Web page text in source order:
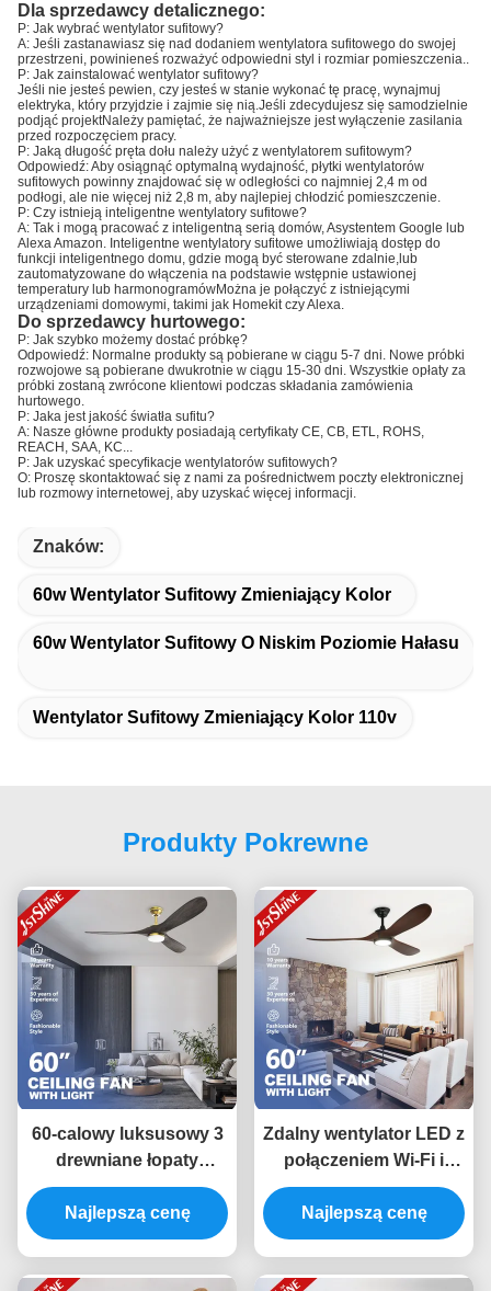
Dla sprzedawcy detalicznego:
P: Jak wybrać wentylator sufitowy?
A: Jeśli zastanawiasz się nad dodaniem wentylatora sufitowego do swojej
przestrzeni, powinieneś rozważyć odpowiedni styl i rozmiar pomieszczenia..
P: Jak zainstalować wentylator sufitowy?
Jeśli nie jesteś pewien, czy jesteś w stanie wykonać tę pracę, wynajmuj
elektryka, który przyjdzie i zajmie się nią.Jeśli zdecydujesz się samodzielnie
podjąć projektNależy pamiętać, że najważniejsze jest wyłączenie zasilania
przed rozpoczęciem pracy.
P: Jaką długość pręta dołu należy użyć z wentylatorem sufitowym?
Odpowiedź: Aby osiągnąć optymalną wydajność, płytki wentylatorów
sufitowych powinny znajdować się w odległości co najmniej 2,4 m od
podłogi, ale nie więcej niż 2,8 m, aby najlepiej chłodzić pomieszczenie.
P: Czy istnieją inteligentne wentylatory sufitowe?
A: Tak i mogą pracować z inteligentną serią domów, Asystentem Google lub
Alexa Amazon. Inteligentne wentylatory sufitowe umożliwiają dostęp do
funkcji inteligentnego domu, gdzie mogą być sterowane zdalnie,lub
zautomatyzowane do włączenia na podstawie wstępnie ustawionej
temperatury lub harmonogramówMożna je połączyć z istniejącymi
urządzeniami domowymi, takimi jak Homekit czy Alexa.
Do sprzedawcy hurtowego:
P: Jak szybko możemy dostać próbkę?
Odpowiedź: Normalne produkty są pobierane w ciągu 5-7 dni. Nowe próbki
rozwojowe są pobierane dwukrotnie w ciągu 15-30 dni. Wszystkie opłaty za
próbki zostaną zwrócone klientowi podczas składania zamówienia
hurtowego.
P: Jaka jest jakość światła sufitu?
A: Nasze główne produkty posiadają certyfikaty CE, CB, ETL, ROHS,
REACH, SAA, KC...
P: Jak uzyskać specyfikacje wentylatorów sufitowych?
O: Proszę skontaktować się z nami za pośrednictwem poczty elektronicznej
lub rozmowy internetowej, aby uzyskać więcej informacji.
Znaków:
60w Wentylator Sufitowy Zmieniający Kolor
60w Wentylator Sufitowy O Niskim Poziomie Hałasu
Wentylator Sufitowy Zmieniający Kolor 110v
Produkty Pokrewne
60-calowy luksusowy 3
drewniane łopaty
światło sufitowe z
silnikiem Dc
Najlepszą cenę
Zdalny wentylator LED z
połączeniem Wi-Fi i
dostosowanymi
opcjami
Najlepszą cenę